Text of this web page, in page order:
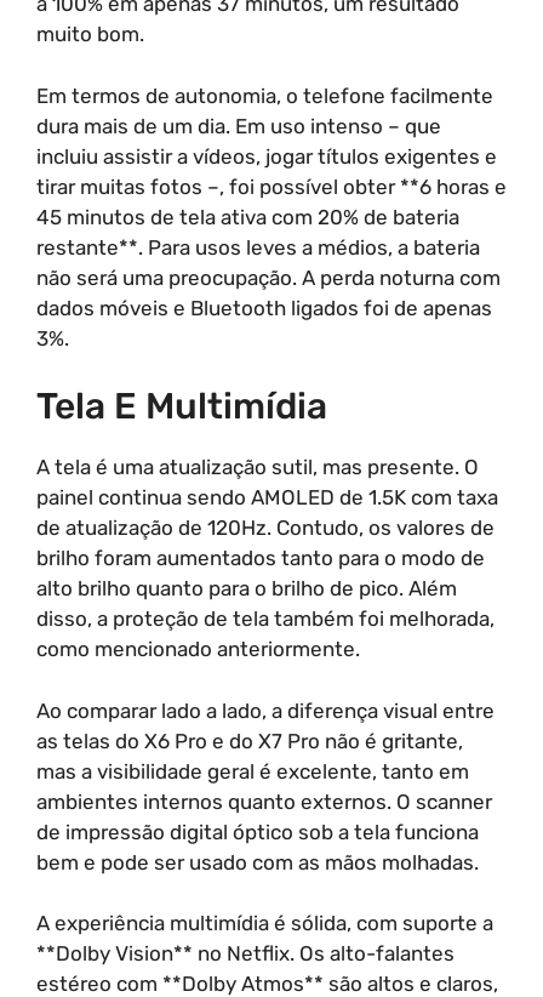
muito bom.
Em termos de autonomia, o telefone facilmente
dura mais de um dia. Em uso intenso – que
incluiu assistir a vídeos, jogar títulos exigentes e
tirar muitas fotos –, foi possível obter **6 horas e
45 minutos de tela ativa com 20% de bateria
restante**. Para usos leves a médios, a bateria
não será uma preocupação. A perda noturna com
dados móveis e Bluetooth ligados foi de apenas
3%.
Tela E Multimídia
A tela é uma atualização sutil, mas presente. O
painel continua sendo AMOLED de 1.5K com taxa
de atualização de 120Hz. Contudo, os valores de
brilho foram aumentados tanto para o modo de
alto brilho quanto para o brilho de pico. Além
disso, a proteção de tela também foi melhorada,
como mencionado anteriormente.
Ao comparar lado a lado, a diferença visual entre
as telas do X6 Pro e do X7 Pro não é gritante,
mas a visibilidade geral é excelente, tanto em
ambientes internos quanto externos. O scanner
de impressão digital óptico sob a tela funciona
bem e pode ser usado com as mãos molhadas.
A experiência multimídia é sólida, com suporte a
**Dolby Vision** no Netflix. Os alto-falantes
estéreo com **Dolby Atmos** são altos e claros,